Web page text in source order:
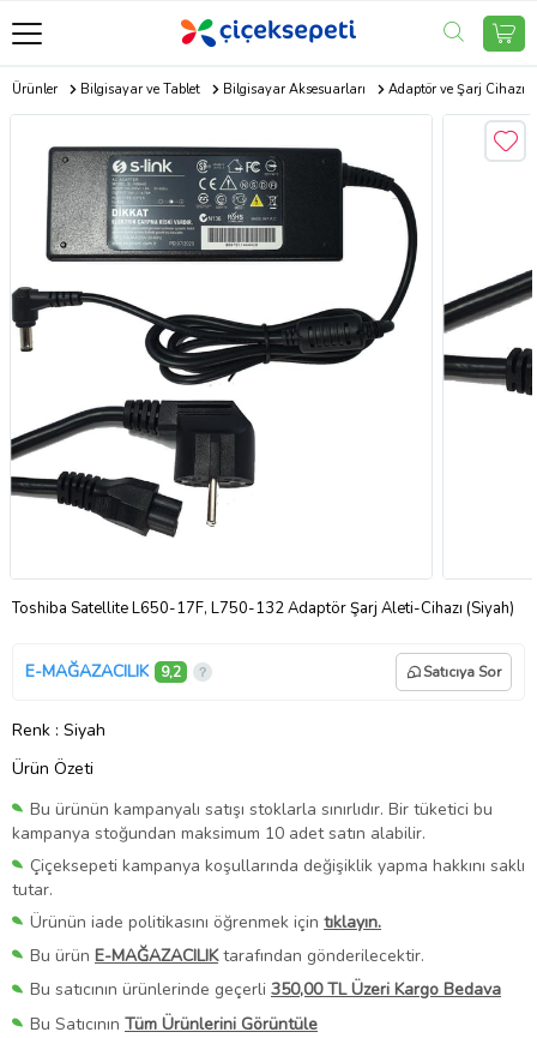
Ürünler Bilgisayar ve Tablet Bilgisayar Aksesuarları Adaptör ve Şarj Cihazı
Toshiba Satellite L650-17F, L750-132 Adaptör Şarj Aleti-Cihazı (Siyah)
E-MAĞAZACILIK 9,2 Satıcıya Sor
Renk : Siyah
Ürün Özeti
Bu ürünün kampanyalı satışı stoklarla sınırlıdır. Bir tüketici bu
kampanya stoğundan maksimum 10 adet satın alabilir.
Çiçeksepeti kampanya koşullarında değişiklik yapma hakkını saklı
tutar.
Ürünün iade politikasını öğrenmek için tıklayın.
Bu ürün E-MAĞAZACILIKtarafından gönderilecektir.
Bu satıcının ürünlerinde geçerli 350,00 TL Üzeri Kargo Bedava
Bu Satıcının Tüm Ürünlerini Görüntüle